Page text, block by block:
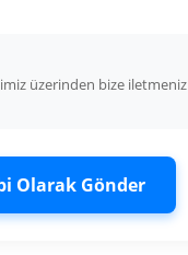
üzerinden bize iletmeniz
Olarak Gönder